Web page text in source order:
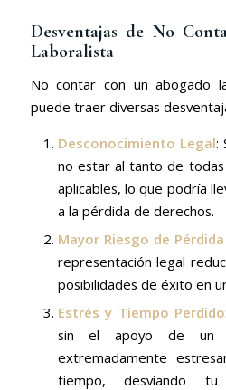
Desventajas de No
Laboralista
No contar con un abogado
puede traer diversas
Desconocimiento Legal:
no estar al tanto de todas
aplicables, lo que podría
a la pérdida de derechos.
Mayor Riesgo de
representación legal
posibilidades de éxito en
Estrés y Tiempo Perdido
sin el apoyo de un
extremadamente
tiempo, desviando